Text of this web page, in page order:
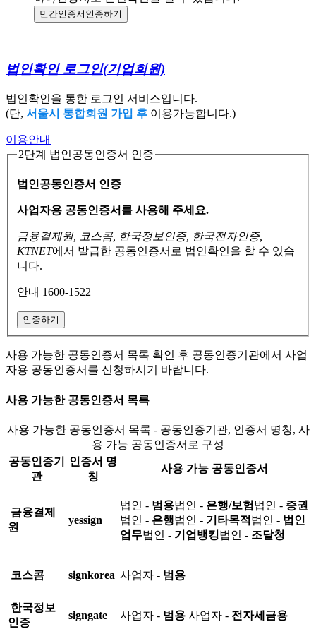
민간인증서 인증하기
법인확인 로그인(기업회원)
법인확인을 통한 로그인 서비스입니다.
(단, 서울시 통합회원 가입 후 이용가능합니다.)
이용안내
2단계 법인공동인증서 인증
법인공동인증서 인증
사업자용 공동인증서를 사용해 주세요.
금융결제원, 코스콤, 한국정보인증, 한국전자인증,
KTNET에서 발급한 공동인증서로 법인확인을 할 수 있습
니다.
안내 1600-1522
인증하기
사용 가능한 공동인증서 목록 확인 후 공동인증기관에서 사업
자용 공동인증서를 신청하시기 바랍니다.
사용 가능한 공동인증서 목록
사용 가능한 공동인증서 목록 - 공동인증기관, 인증서 명칭, 사
용 가능 공동인증서로 구성
공동인증기
관
인증서 명
칭
사용 가능 공동인증서
금융결제
원
yessign
법인 - 범용법인 - 은행/보험 법인 - 증권
법인 - 은행법인 - 기타목적 법인 - 법인
업무법인 - 기업뱅킹법인 - 조달청
코스콤 signkorea 사업자 - 범용
한국정보
인증
signgate 사업자 - 범용 사업자 - 전자세금용